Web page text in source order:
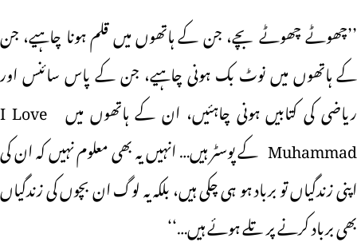
’’چھوٹے چھوٹے بچے، جن کے ہاتھوں میں قلم ہونا چاہیے، جن
کے ہاتھوں میں نوٹ بک ہونی چاہیے، جن کے پاس سائنس اور
ریاضی کی کتابیں ہونی چاہئیں، ان کے ہاتھوں میں I Love
Muhammad کے پوسٹر ہیں… انہیں یہ بھی معلوم نہیں کہ ان کی
اپنی زندگیاں تو برباد ہو ہی چکی ہیں، بلکہ یہ لوگ ان بچوں کی زندگیاں
بھی برباد کرنے پر تلے ہوئے ہیں…‘‘